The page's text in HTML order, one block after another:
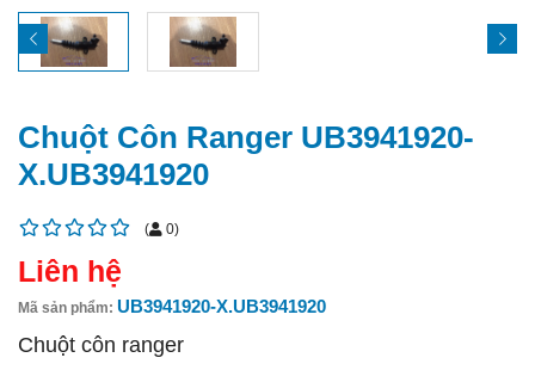
Chuột Côn Ranger UB3941920-
X.UB3941920
( 0)
Liên hệ
Mã sản phẩm: UB3941920-X.UB3941920
Chuột côn ranger